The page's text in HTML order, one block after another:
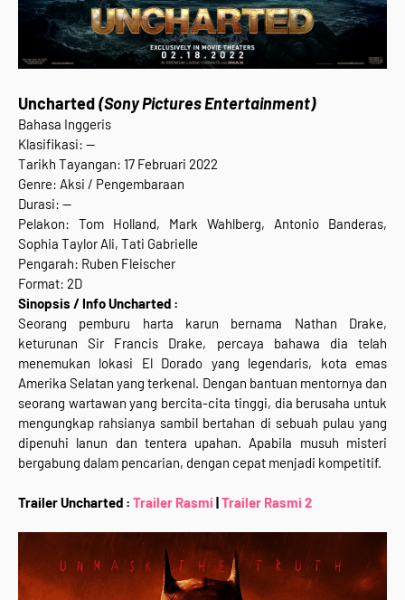
Uncharted(Sony Pictures Entertainment)
Bahasa Inggeris
Klasifikasi: --
Tarikh Tayangan: 17 Februari 2022
Genre: Aksi / Pengembaraan
Durasi: --
Pelakon: Tom Holland, Mark Wahlberg, Antonio Banderas,
Sophia Taylor Ali, Tati Gabrielle
Pengarah: Ruben Fleischer
Format: 2D
Sinopsis / Info Uncharted :
Seorang pemburu harta karun bernama Nathan Drake,
keturunan Sir Francis Drake, percaya bahawa dia telah
menemukan lokasi El Dorado yang legendaris, kota emas
Amerika Selatan yang terkenal. Dengan bantuan mentornya dan
seorang wartawan yang bercita-cita tinggi, dia berusaha untuk
mengungkap rahsianya sambil bertahan di sebuah pulau yang
dipenuhi lanun dan tentera upahan. Apabila musuh misteri
bergabung dalam pencarian, dengan cepat menjadi kompetitif.
Trailer Uncharted : Trailer Rasmi |Trailer Rasmi 2